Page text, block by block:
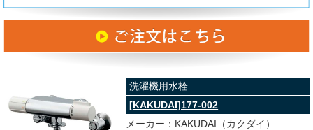
洗濯機用水栓
[KAKUDAI]177-002
メーカー：KAKUDAI（カクダイ）